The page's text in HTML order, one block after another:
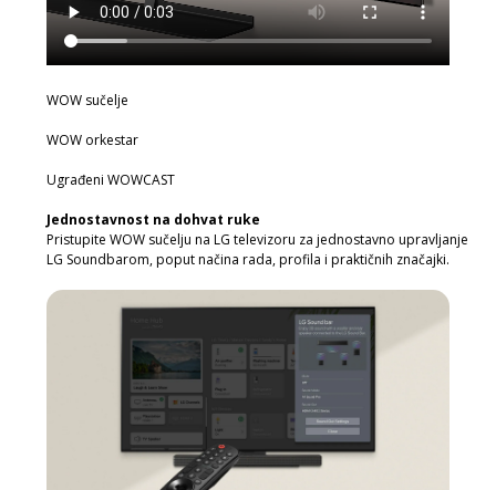
WOW sučelje
WOW orkestar
Ugrađeni WOWCAST
Jednostavnost na dohvat ruke
Pristupite WOW sučelju na LG televizoru za jednostavno upravljanje
LG Soundbarom, poput načina rada, profila i praktičnih značajki.